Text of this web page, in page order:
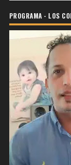
PROGRAMA - LOS